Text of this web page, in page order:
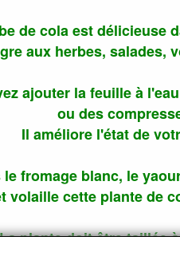
de cola est délicieuse
aux herbes, salades,
ajouter la feuille à
ou des
Il améliore l'état de
fromage blanc, le
volaille cette plante de
plante doit être taillée